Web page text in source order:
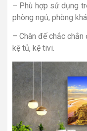
– Phù hợp sử dụng
phòng ngủ, phòng
– Chân đế chắc
kệ tủ, kệ tivi.